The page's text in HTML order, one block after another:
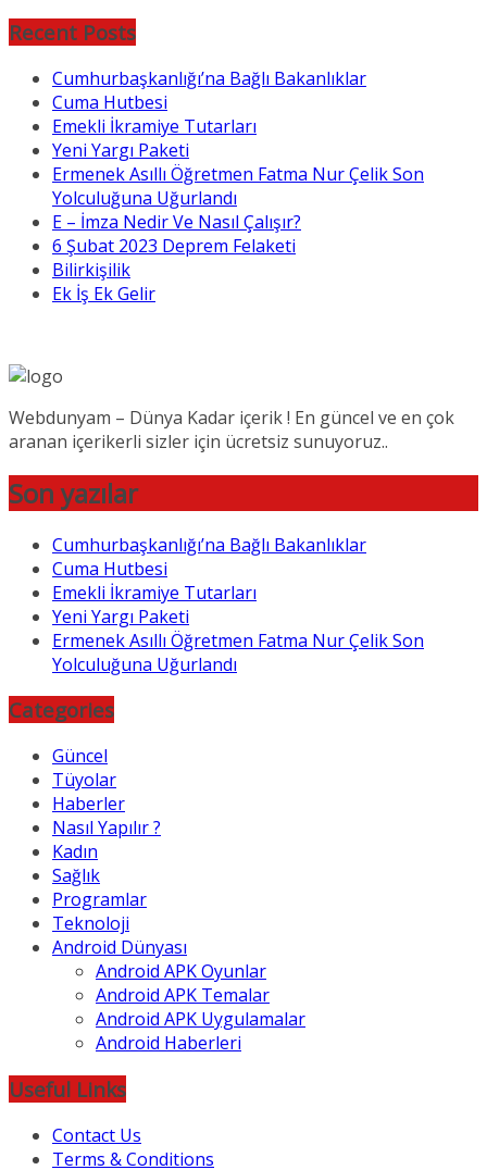
Recent Posts
Cumhurbaşkanlığı’na Bağlı Bakanlıklar
Cuma Hutbesi
Emekli İkramiye Tutarları
Yeni Yargı Paketi
Ermenek Asıllı Öğretmen Fatma Nur Çelik Son
Yolculuğuna Uğurlandı
E – İmza Nedir Ve Nasıl Çalışır?
6 Şubat 2023 Deprem Felaketi
Bilirkişilik
Ek İş Ek Gelir
Webdunyam – Dünya Kadar içerik ! En güncel ve en çok
aranan içerikerli sizler için ücretsiz sunuyoruz..
Son yazılar
Cumhurbaşkanlığı’na Bağlı Bakanlıklar
Cuma Hutbesi
Emekli İkramiye Tutarları
Yeni Yargı Paketi
Ermenek Asıllı Öğretmen Fatma Nur Çelik Son
Yolculuğuna Uğurlandı
Categories
Güncel
Tüyolar
Haberler
Nasıl Yapılır ?
Kadın
Sağlık
Programlar
Teknoloji
Android Dünyası
Android APK Oyunlar
Android APK Temalar
Android APK Uygulamalar
Android Haberleri
Useful Links
Contact Us
Terms & Conditions